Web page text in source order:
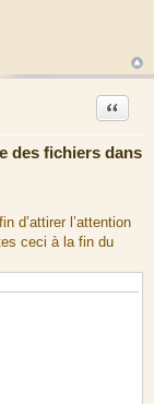
des fichiers dans
Citation
d’attirer l’attention
ceci à la fin du